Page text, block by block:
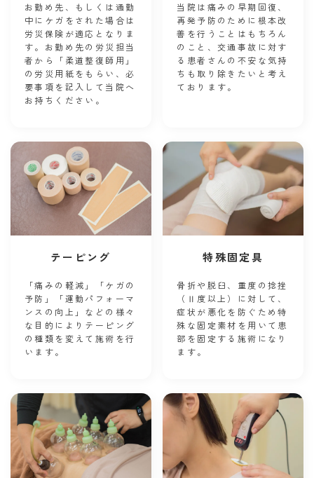
お勤め先、もしくは通勤
中にケガをされた場合は
労災保険が適応となりま
す。お勤め先の労災担当
者から「柔道整復師用」
の労災用紙をもらい、必
要事項を記入して当院へ
お持ちください。
当院は痛みの早期回復、
再発予防のために根本改
善を行うことはもちろん
のこと、交通事故に対す
る患者さんの不安な気持
ちも取り除きたいと考え
ております。
テーピング
「痛みの軽減」「ケガの
予防」「運動パフォーマ
ンスの向上」などの様々
な目的によりテーピング
の種類を変えて施術を行
います。
特殊固定具
骨折や脱臼、重度の捻挫
（Ⅱ度以上）に対して、
症状が悪化を防ぐため特
殊な固定素材を用いて患
部を固定する施術になり
ます。